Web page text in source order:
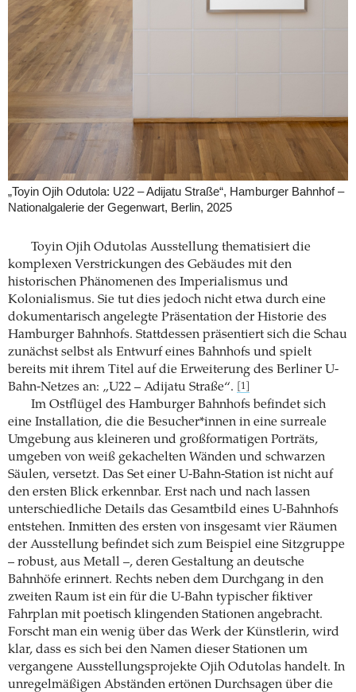
„Toyin Ojih Odutola: U22 – Adijatu Straße“, Hamburger Bahnhof –
Nationalgalerie der Gegenwart, Berlin, 2025
Toyin Ojih Odutolas Ausstellung thematisiert die
komplexen Verstrickungen des Gebäudes mit den
historischen Phänomenen des Imperialismus und
Kolonialismus. Sie tut dies jedoch nicht etwa durch eine
dokumentarisch angelegte Präsentation der Historie des
Hamburger Bahnhofs. Stattdessen präsentiert sich die Schau
zunächst selbst als Entwurf eines Bahnhofs und spielt
bereits mit ihrem Titel auf die Erweiterung des Berliner U-
Bahn-Netzes an: „U22 – Adijatu Straße“.
[1]
Im Ostflügel des Hamburger Bahnhofs befindet sich
eine Installation, die die Besucher*innen in eine surreale
Umgebung aus kleineren und großformatigen Porträts,
umgeben von weiß gekachelten Wänden und schwarzen
Säulen, versetzt. Das Set einer U-Bahn-Station ist nicht auf
den ersten Blick erkennbar. Erst nach und nach lassen
unterschiedliche Details das Gesamtbild eines U-Bahnhofs
entstehen. Inmitten des ersten von insgesamt vier Räumen
der Ausstellung befindet sich zum Beispiel eine Sitzgruppe
– robust, aus Metall –, deren Gestaltung an deutsche
Bahnhöfe erinnert. Rechts neben dem Durchgang in den
zweiten Raum ist ein für die U-Bahn typischer fiktiver
Fahrplan mit poetisch klingenden Stationen angebracht.
Forscht man ein wenig über das Werk der Künstlerin, wird
klar, dass es sich bei den Namen dieser Stationen um
vergangene Ausstellungsprojekte Ojih Odutolas handelt. In
unregelmäßigen Abständen ertönen Durchsagen über die